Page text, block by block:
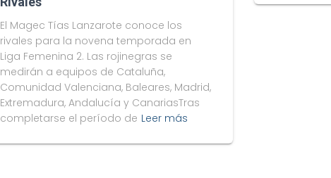
El Magec Tías Lanzarote conoce los
rivales para la novena temporada en
Liga Femenina 2. Las rojinegras se
medirán a equipos de Cataluña,
Comunidad Valenciana, Baleares, Madrid,
Extremadura, Andalucía y CanariasTras
completarse el período de Leer más